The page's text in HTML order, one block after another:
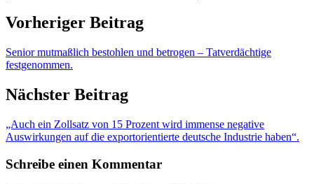
Vorheriger Beitrag
Senior mutmaßlich bestohlen und betrogen – Tatverdächtige
festgenommen.
Nächster Beitrag
„Auch ein Zollsatz von 15 Prozent wird immense negative
Auswirkungen auf die exportorientierte deutsche Industrie haben“.
Schreibe einen Kommentar